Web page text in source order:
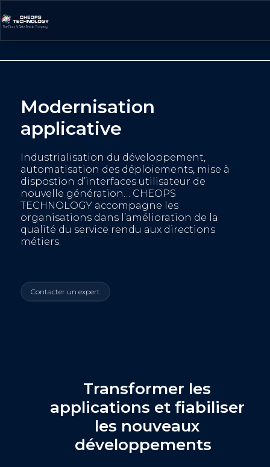
Modernisation
applicative
I ndustrialisation du développement,
automatisation des déploiements, mise à
dispostion d’i nterfaces utilisateur de
nouvelle génération… CHEOPS
TECHNOLOGY accompagne les
organisations dans l’amélioration de la
qualité du service rendu aux directions
métiers.
Contacter un expert
Transformer les
applications et fiabiliser
les nouveaux
développements